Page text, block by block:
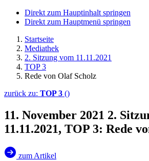
Direkt zum Hauptinhalt springen
Direkt zum Hauptmenü springen
Startseite
Mediathek
2. Sitzung vom 11.11.2021
TOP 3
Rede von Olaf Scholz
zurück zu: TOP 3 ()
11. November 2021 2.
11.11.2021, TOP 3: Rede
zum Artikel